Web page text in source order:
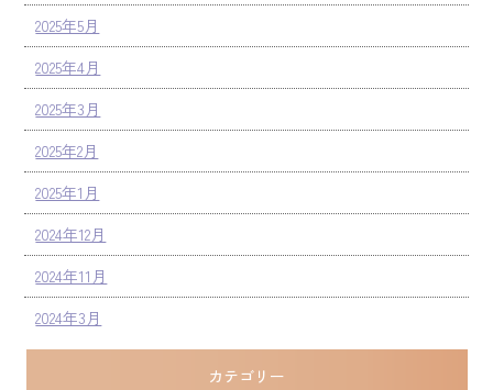
2025年5月
2025年4月
2025年3月
2025年2月
2025年1月
2024年12月
2024年11月
2024年3月
カテゴリー